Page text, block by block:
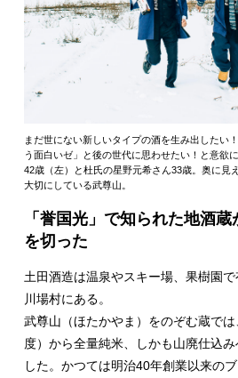
まだ世にない新しいタイプの酒を生み出したい
う面白いゼ」と後の世代に思わせたい！と意欲
42歳（左）と杜氏の星野元希さん33歳。奥に見
大切にしている武尊山。
「誉国光」で知られた地酒
を切った
土田酒造は温泉やスキー場、果樹園
川場村にある。
武尊山（ほたかやま）をのぞむ蔵で
度）から全量純米、しかも山廃仕込
した。かつては明治40年創業以来の